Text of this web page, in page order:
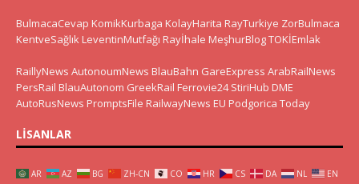
BulmacaCevap KomikKurbaga KolayHarita RayTurkiye ZorBulmaca
KentveSağlık LeventinMutfağı Rayİhale MeşhurBlogTOKİEmlak
RaillyNews AutonoumNews BlauBahn GareExpress ArabRailNews
PersRail BlauAutonom GreekRail Ferrovie24 StiriHub DME
AutoRusNews PromptsFile RailwayNews EU Podgorica Today
LISANLAR
AR AZ BG ZH-CN CO HR CS DA NL
EN